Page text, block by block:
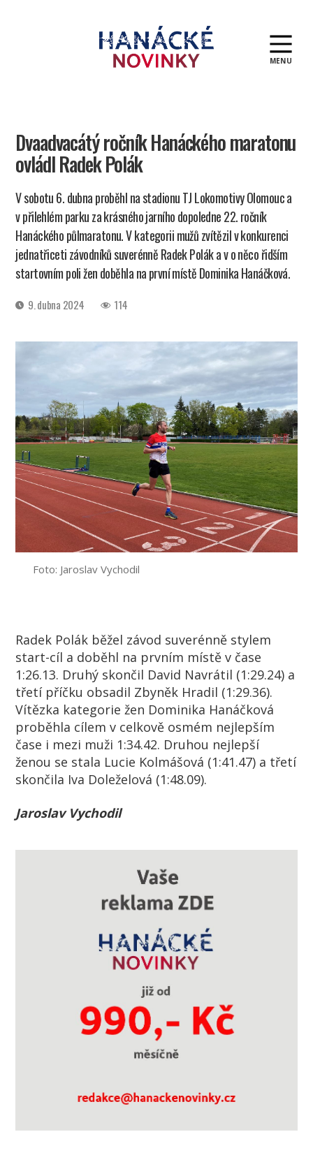
MENU
Dvaadvacátý ročník Hanáckého maratonu
ovládl Radek Polák
V sobotu 6. dubna proběhl na stadionu TJ Lokomotivy Olomouc a
v přilehlém parku za krásného jarního dopoledne 22. ročník
Hanáckého půlmaratonu. V kategorii mužů zvítězil v konkurenci
jednatřiceti závodníků suverénně Radek Polák a v o něco řidším
startovním poli žen doběhla na první místě Dominika Hanáčková.
Datum9. dubna 2024 114
Foto: Jaroslav Vychodil
Radek Polák běžel závod suverénně stylem
start-cíl a doběhl na prvním místě v čase
1:26.13. Druhý skončil David Navrátil (1:29.24) a
třetí příčku obsadil Zbyněk Hradil (1:29.36).
Vítězka kategorie žen Dominika Hanáčková
proběhla cílem v celkově osmém nejlepším
čase i mezi muži 1:34.42. Druhou nejlepší
ženou se stala Lucie Kolmášová (1:41.47) a třetí
skončila Iva Doleželová (1:48.09).
Jaroslav Vychodil